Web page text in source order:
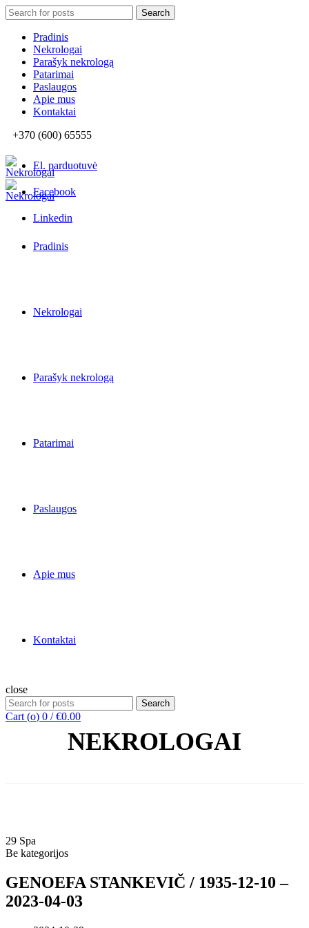
Search
for:
Search
Pradinis
Nekrologai
Parašyk nekrologą
Patarimai
Paslaugos
Apie mus
Kontaktai
+370 (600) 65555
El. parduotuvė
Facebook
Linkedin
Pradinis
Nekrologai
Parašyk nekrologą
Patarimai
Paslaugos
Apie mus
Kontaktai
close
Search
for:
Search
Cart (o) 0 / €0.00
NEKROLOGAI
29 Spa
Be kategorijos
GENOEFA STANKEVIČ / 1935-12-10 –
2023-04-03